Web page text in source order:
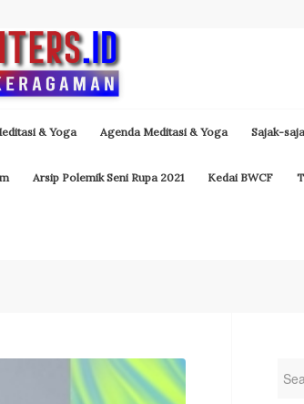
& Yoga Agenda Meditasi & Yoga Sajak-
Arsip Polemik Seni Rupa 2021 Kedai BWCF